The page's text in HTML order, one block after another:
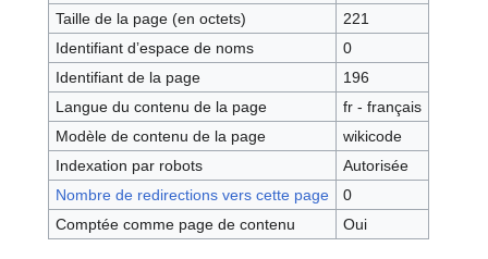
Taille de la page (en octets)
221
Identifiant dʼespace de noms
0
Identifiant de la page
196
Langue du contenu de la page
fr - français
Modèle de contenu de la page
wikicode
Indexation par robots
Autorisée
Nombre de redirections vers cette page
0
Comptée comme page de contenu
Oui